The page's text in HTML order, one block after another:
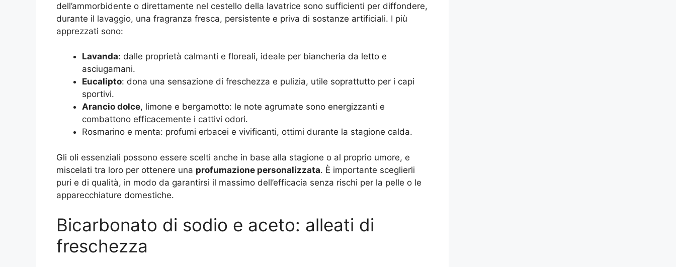
dell’ammorbidente o direttamente nel cestello della lavatrice sono sufficienti per diffondere,
durante il lavaggio, una fragranza fresca, persistente e priva di sostanze artificiali. I più
apprezzati sono:
Lavanda: dalle proprietà calmanti e floreali, ideale per biancheria da letto e
asciugamani.
Eucalipto: dona una sensazione di freschezza e pulizia, utile soprattutto per i capi
sportivi.
Arancio dolce, limone e bergamotto: le note agrumate sono energizzanti e
combattono efficacemente i cattivi odori.
Rosmarino e menta: profumi erbacei e vivificanti, ottimi durante la stagione calda.
Gli oli essenziali possono essere scelti anche in base alla stagione o al proprio umore, e
miscelati tra loro per ottenere una profumazione personalizzata. È importante sceglierli
puri e di qualità, in modo da garantirsi il massimo dell’efficacia senza rischi per la pelle o le
apparecchiature domestiche.
Bicarbonato di sodio e aceto: alleati di
freschezza